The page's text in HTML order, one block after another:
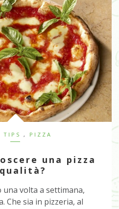
TIPS , PIZZA
una pizza
volta a settimana,
Che sia in pizzeria, al